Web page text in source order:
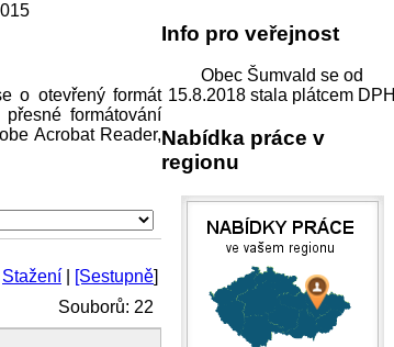
o otevřený formát
formátování
Acrobat Reader,
Stažení [Sestupně]
Souborů: 22
Info pro veřejnost
Obec Šumvald se od
15.8.2018 stala plátcem DPH
Nabídka práce v
regionu